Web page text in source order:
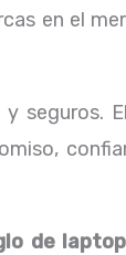
en el
seguros.
de laptop